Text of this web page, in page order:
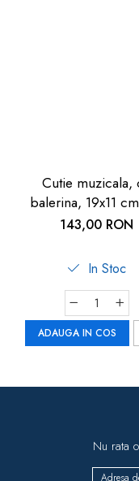
Cutie muzicala,
balerina, 19x11
lemn, Goki
143,00 RON
In Stoc
ADAUGA IN COS
Nu rata